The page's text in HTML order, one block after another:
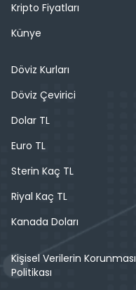
Kripto Fiyatları
Künye
Döviz Kurları
Döviz Çevirici
Dolar TL
Euro TL
Sterin Kaç TL
Riyal Kaç TL
Kanada Doları
Kişisel Verilerin Korunması
Politikası